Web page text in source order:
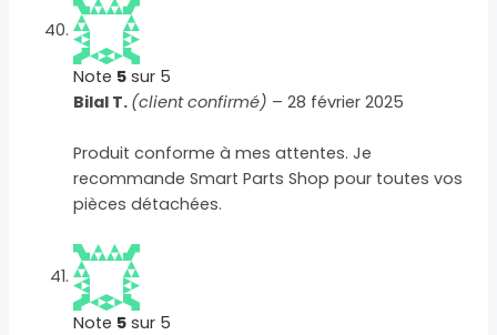
Note 5 sur 5
Bilal T. (client confirmé) – 28 février 2025
Produit conforme à mes attentes. Je
recommande Smart Parts Shop pour toutes vos
pièces détachées.
Note 5 sur 5